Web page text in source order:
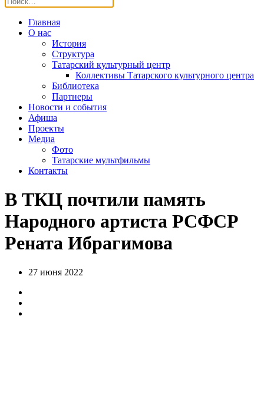
Главная
О нас
История
Структура
Татарский культурный центр
Коллективы Татарского культурного центра
Библиотека
Партнеры
Новости и события
Афиша
Проекты
Медиа
Фото
Татарские мультфильмы
Контакты
В ТКЦ почтили память
Народного артиста РСФСР
Рената Ибрагимова
27 июня 2022